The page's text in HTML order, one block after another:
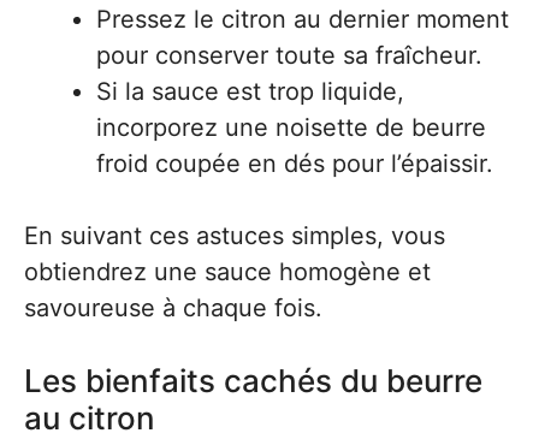
Pressez le citron au dernier moment
pour conserver toute sa fraîcheur.
Si la sauce est trop liquide,
incorporez une noisette de beurre
froid coupée en dés pour l’épaissir.
En suivant ces astuces simples, vous
obtiendrez une sauce homogène et
savoureuse à chaque fois.
Les bienfaits cachés du beurre
au citron